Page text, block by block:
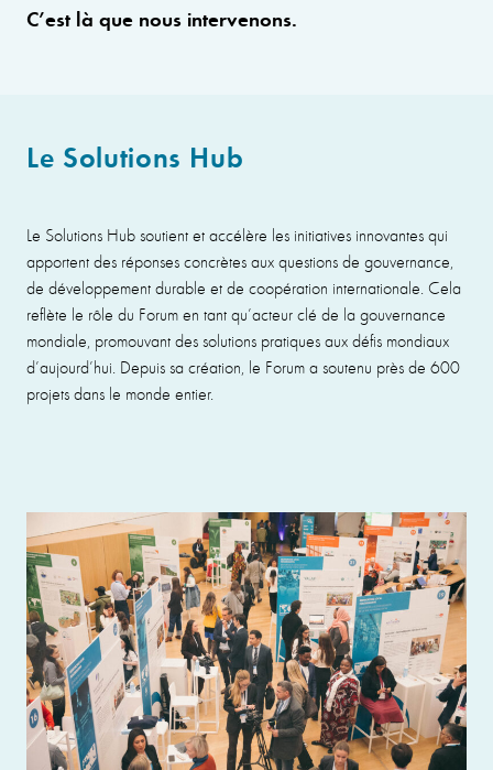
C’est là que nous intervenons.
Le Solutions Hub
Le Solutions Hub soutient et accélère les initiatives innovantes qui
apportent des réponses concrètes aux questions de gouvernance,
de développement durable et de coopération internationale. Cela
reflète le rôle du Forum en tant qu’acteur clé de la gouvernance
mondiale, promouvant des solutions pratiques aux défis mondiaux
d’aujourd’hui. Depuis sa création, le Forum a soutenu près de 600
projets dans le monde entier.